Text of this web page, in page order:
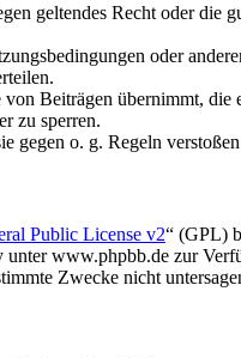
geltendes Recht oder die
oder
Beiträgen übernimmt,
zu sperren.
gegen o. g. Regeln
Public License v2“ (GPL)
www.phpbb.de zur
Zwecke nicht